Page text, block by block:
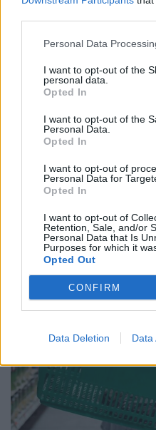
Personal Data
I want to opt-out of the
personal data.
Opted In
I want to opt-out of the
Personal Data.
Opted In
I want to opt-out of
Personal Data for
Opted In
I want to opt-out of
Retention, Sale, and/or
Personal Data that Is
Purposes for which it
Opted Out
CONFIRM
Data Deletion Data
Ένας στους 4
υγιεινών
σνακ
18:11 - 15 Σεπτεμβρίου 2023